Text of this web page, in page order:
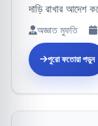
দাড়ি রাখার আদেশ
অজ্ঞাত মুফতি
পুরো ফতোয়া পড়ুন